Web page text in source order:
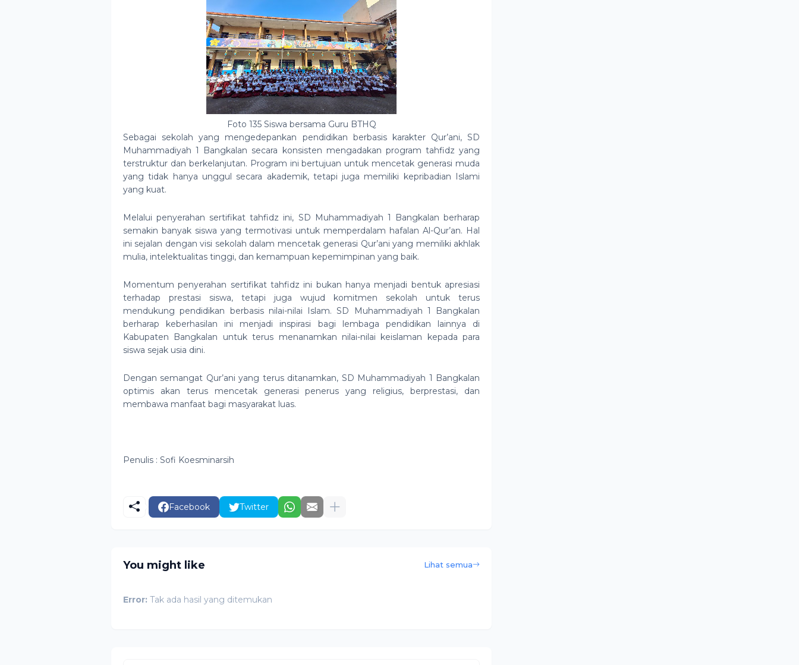
Foto 135 Siswa bersama Guru BTHQ
Sebagai sekolah yang mengedepankan pendidikan berbasis karakter Qur’ani, SD
Muhammadiyah 1 Bangkalan secara konsisten mengadakan program tahfidz yang
terstruktur dan berkelanjutan. Program ini bertujuan untuk mencetak generasi muda
yang tidak hanya unggul secara akademik, tetapi juga memiliki kepribadian Islami
yang kuat.
Melalui penyerahan sertifikat tahfidz ini, SD Muhammadiyah 1 Bangkalan berharap
semakin banyak siswa yang termotivasi untuk memperdalam hafalan Al-Qur’an. Hal
ini sejalan dengan visi sekolah dalam mencetak generasi Qur’ani yang memiliki akhlak
mulia, intelektualitas tinggi, dan kemampuan kepemimpinan yang baik.
Momentum penyerahan sertifikat tahfidz ini bukan hanya menjadi bentuk apresiasi
terhadap prestasi siswa, tetapi juga wujud komitmen sekolah untuk terus
mendukung pendidikan berbasis nilai-nilai Islam. SD Muhammadiyah 1 Bangkalan
berharap keberhasilan ini menjadi inspirasi bagi lembaga pendidikan lainnya di
Kabupaten Bangkalan untuk terus menanamkan nilai-nilai keislaman kepada para
siswa sejak usia dini.
Dengan semangat Qur’ani yang terus ditanamkan, SD Muhammadiyah 1 Bangkalan
optimis akan terus mencetak generasi penerus yang religius, berprestasi, dan
membawa manfaat bagi masyarakat luas.
Penulis : Sofi Koesminarsih
Facebook Twitter
You might like Lihat semua
Error: Tak ada hasil yang ditemukan